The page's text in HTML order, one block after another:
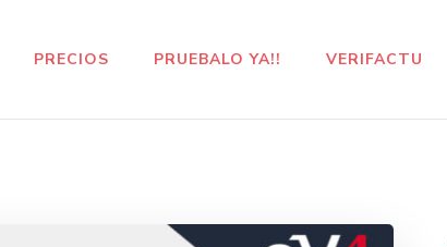
PRECIOS PRUEBALO YA!! VERIFACTU